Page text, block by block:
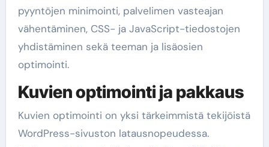
pyyntöjen minimointi, palvelimen vasteajan
vähentäminen, CSS- ja JavaScript-tiedostojen
yhdistäminen sekä teeman ja lisäosien
optimointi.
Kuvien optimointi ja pakkaus
Kuvien optimointi on yksi tärkeimmistä tekijöistä
WordPress-sivuston latausnopeudessa.